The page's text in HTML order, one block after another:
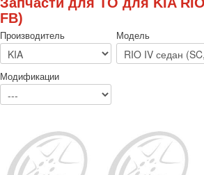
FB)
Производитель Модель
Модификации